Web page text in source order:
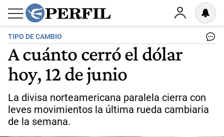
TIPO DE CAMBIO
A cuánto cerró el dólar
hoy, 12 de junio
La divisa norteamericana paralela cierra con
leves movimientos la última rueda cambiaria
de la semana.